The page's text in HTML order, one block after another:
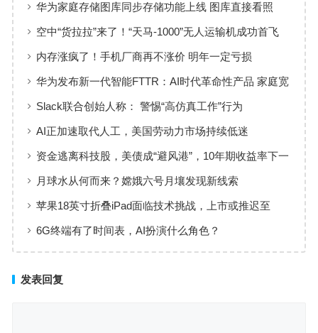
华为家庭存储图库同步存储功能上线 图库直接看照
片、视频
空中“货拉拉”来了！“天马-1000”无人运输机成功首飞
内存涨疯了！手机厂商再不涨价 明年一定亏损
华为发布新一代智能FTTR：AI时代革命性产品 家庭宽
带变智能体
Slack联合创始人称： 警惕“高仿真工作”行为
AI正加速取代人工，美国劳动力市场持续低迷
资金逃离科技股，美债成“避风港”，10年期收益率下一
步迈向3.5%？
月球水从何而来？嫦娥六号月壤发现新线索
苹果18英寸折叠iPad面临技术挑战，上市或推迟至
2029年后
6G终端有了时间表，AI扮演什么角色？
发表回复